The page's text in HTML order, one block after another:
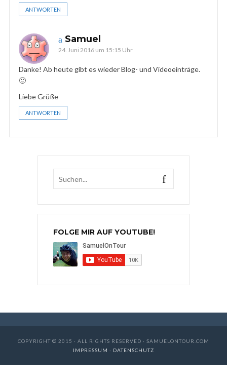
ANTWORTEN
Samuel
24. Juni 2016 um 15:15 Uhr
Danke! Ab heute gibt es wieder Blog- und Videoeinträge.
🙂
Liebe Grüße
ANTWORTEN
FOLGE MIR AUF YOUTUBE!
COPYRIGHT © 2015 · ALL RIGHTS RESERVED · SAMUELONTOUR.COM
IMPRESSUM · DATENSCHUTZ